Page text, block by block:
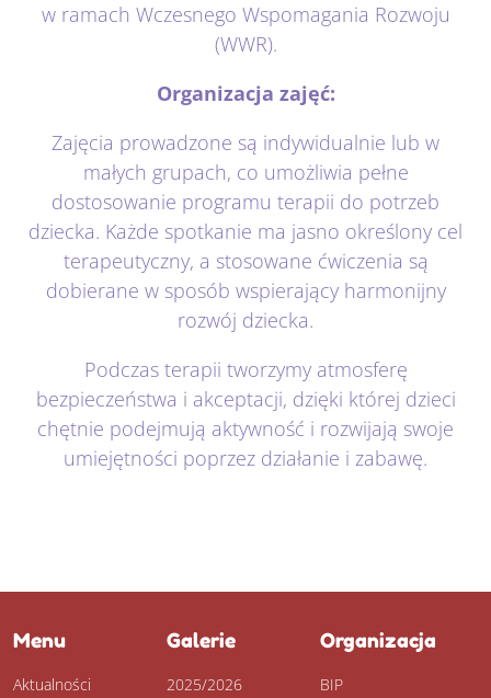
w ramach Wczesnego Wspomagania Rozwoju
(WWR).
Organizacja zajęć:
Zajęcia prowadzone są indywidualnie lub w
małych grupach, co umożliwia pełne
dostosowanie programu terapii do potrzeb
dziecka. Każde spotkanie ma jasno określony cel
terapeutyczny, a stosowane ćwiczenia są
dobierane w sposób wspierający harmonijny
rozwój dziecka.
Podczas terapii tworzymy atmosferę
bezpieczeństwa i akceptacji, dzięki której dzieci
chętnie podejmują aktywność i rozwijają swoje
umiejętności poprzez działanie i zabawę.
Menu
Aktualności
Galerie
2025/2026
Organizacja
BIP